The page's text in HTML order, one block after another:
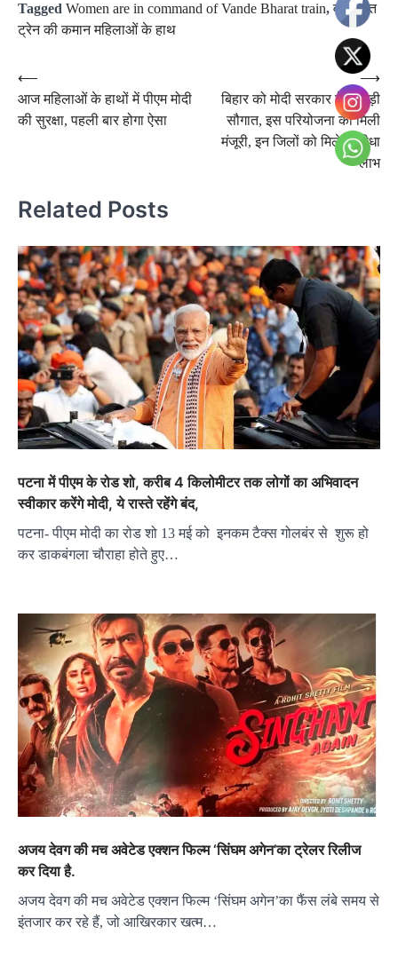
Tagged Women are in command of Vande Bharat train,वंदे भारत
ट्रेन की कमान महिलाओं के हाथ
Post
navigation
⟵
आज महिलाओं के हाथों में पीएम मोदी
की सुरक्षा, पहली बार होगा ऐसा
बिहार को मोदी सरकार ने दी बड़ी
सौगात, इस परियोजना को मिली
मंजूरी, इन जिलों को मिलेगा सीधा
लाभ
⟶
Related Posts
पटना में पीएम के रोड शो, करीब 4 किलोमीटर तक लोगों का अभिवादन
स्वीकार करेंगे मोदी, ये रास्ते रहेंगे बंद,
पटना- पीएम मोदी का रोड शो 13 मई को इनकम टैक्स गोलबंर से शुरू हो
कर डाकबंगला चौराहा होते हुए…
अजय देवग की मच अवेटेड एक्शन फिल्म ‘सिंघम अगेन’का ट्रेलर रिलीज
कर दिया है.
अजय देवग की मच अवेटेड एक्शन फिल्म ‘सिंघम अगेन’का फैंस लंबे समय से
इंतजार कर रहे हैं, जो आखिरकार खत्म…